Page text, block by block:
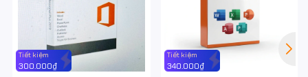
Tiết kiệm
300.000₫
Tiết kiệm
340.000₫